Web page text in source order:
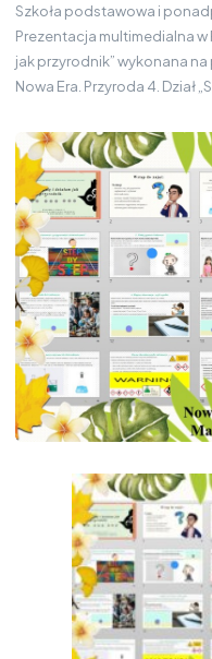
Szkoła podstawowa i
Prezentacja multimedialna w
jak przyrodnik” wykonana
Nowa Era. Przyroda 4. Dział